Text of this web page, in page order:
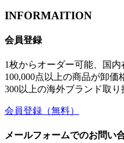
INFORMAITION
会員登録
1枚からオーダー可能、国内
100,000点以上の商品が卸価
300以上の海外ブランド取り
会員登録 （無料）
メールフォームでのお問い